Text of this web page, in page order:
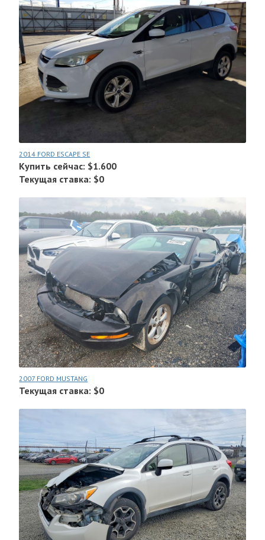
2014 FORD ESCAPE SE
Купить сейчас: $1.600
Текущая ставка: $0
2007 FORD MUSTANG
Текущая ставка: $0